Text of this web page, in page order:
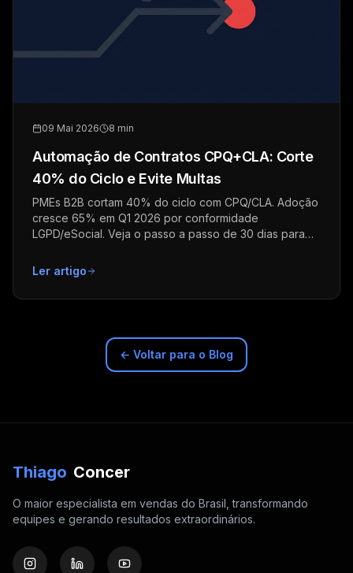
09 Mai 2026 8 min
Automação de Contratos CPQ+CLA: Corte
40% do Ciclo e Evite Multas
PMEs B2B cortam 40% do ciclo com CPQ/CLA. Adoção
cresce 65% em Q1 2026 por conformidade
LGPD/eSocial. Veja o passo a passo de 30 dias para
Ler artigo
← Voltar para o Blog
Thiago Concer
O maior especialista em vendas do Brasil, transformando
equipes e gerando resultados extraordinários.